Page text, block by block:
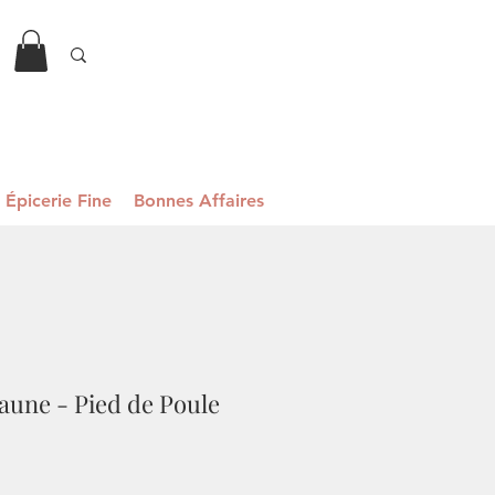
Épicerie Fine Bonnes Affaires
- Pied de Poule